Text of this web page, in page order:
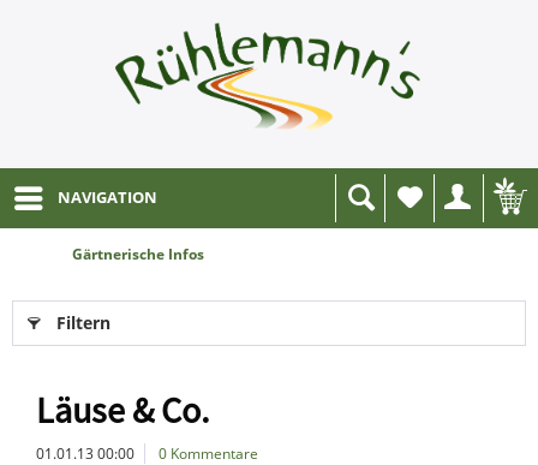
NAVIGATION
Wunschliste
Gärtnerische Infos
Filtern
Läuse & Co.
01.01.13 00:00 0 Kommentare